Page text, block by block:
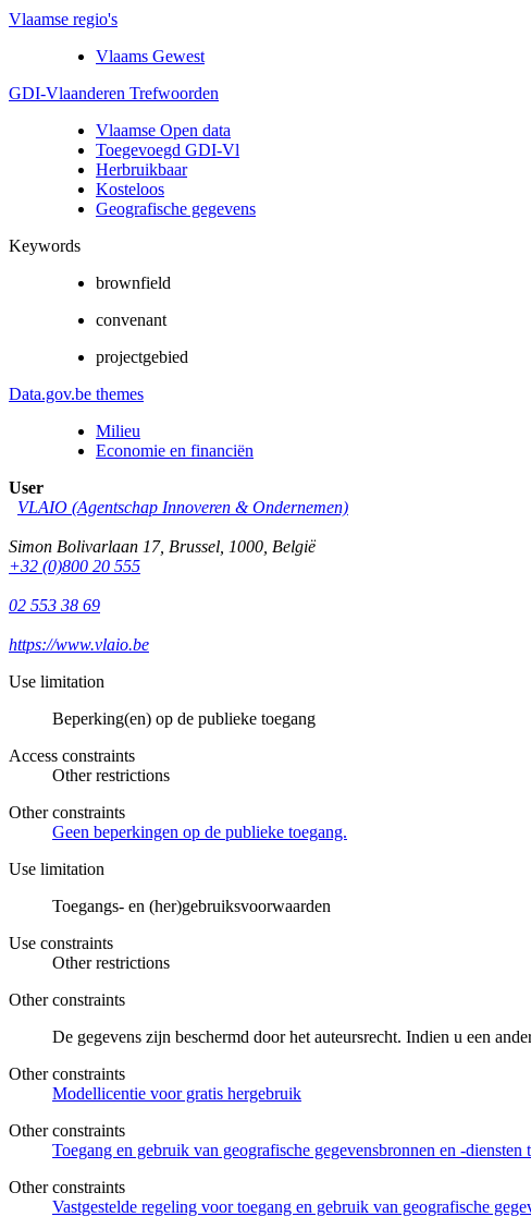
Vlaamse regio's
Vlaams Gewest
GDI-Vlaanderen Trefwoorden
Vlaamse Open data
Toegevoegd GDI-Vl
Herbruikbaar
Kosteloos
Geografische gegevens
Keywords
brownfield
convenant
projectgebied
Data.gov.be themes
Milieu
Economie en financiën
User
VLAIO (Agentschap Innoveren & Ondernemen)
Simon Bolivarlaan 17, Brussel 1000 België
+32 (0)800 20 555
02 553 38 69
https://www.vlaio.be
Use limitation
Beperking(en) op de publieke toegang
Access constraints
Other restrictions
Other constraints
Geen beperkingen op de publieke toegang.
Use limitation
Toegangs- en (her)gebruiksvoorwaarden
Use constraints
Other restrictions
Other constraints
De gegevens zijn beschermd door het auteursrecht. Indien u een
Other constraints
Modellicentie voor gratis hergebruik
Other constraints
Toegang en gebruik van geografische gegevensbronnen en -
Other constraints
Vastgestelde regeling voor toegang en gebruik van geografische